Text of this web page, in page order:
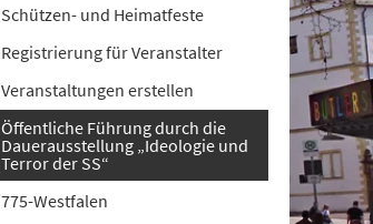
Schützen- und Heimatfeste
Registrierung für Veranstalter
Veranstaltungen erstellen
Öffentliche Führung durch die
Dauerausstellung „Ideologie und
Terror der SS“
775-Westfalen